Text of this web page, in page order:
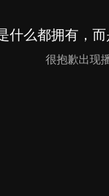
什么都拥有，
很抱歉出现